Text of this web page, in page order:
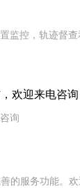
监控，轨迹督
欢迎来电咨询
询
的服务功能。